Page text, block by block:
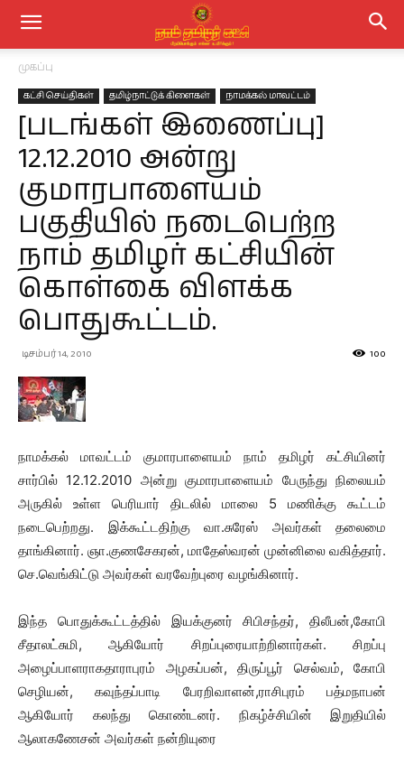
முகப்பு
கட்சி செய்திகள் தமிழ்நாட்டுக் கிளைகள் நாமக்கல் மாவட்டம்
[படங்கள் இணைப்பு]
12.12.2010 அன்று
குமாரபாளையம்
பகுதியில் நடைபெற்ற
நாம் தமிழர் கட்சியின்
கொள்கை விளக்க
பொதுகூட்டம்.
டிசம்பர் 14, 2010 100
நாமக்கல் மாவட்டம் குமாரபாளையம் நாம் தமிழர் கட்சியினர்
சார்பில் 12.12.2010 அன்று குமாரபாளையம் பேருந்து நிலையம்
அருகில் உள்ள பெரியார் திடலில் மாலை 5 மணிக்கு கூட்டம்
நடைபெற்றது. இக்கூட்டதிற்கு வா.சுரேஸ் அவர்கள் தலைமை
தாங்கினார். ஞா.குணசேகரன், மாதேஸ்வரன் முன்னிலை வகித்தார்.
செ.வெங்கிட்டு அவர்கள் வரவேற்புரை வழங்கினார்.
இந்த பொதுக்கூட்டத்தில் இயக்குனர் சிபிசந்தர், திலீபன்,கோபி
சீதாலட்சுமி, ஆகியோர் சிறப்புரையாற்றினார்கள். சிறப்பு
அழைப்பாளராகதாராபுரம் அழகப்பன், திருப்பூர் செல்வம், கோபி
செழியன், கவுந்தப்பாடி பேரறிவாளன்,ராசிபுரம் பத்மநாபன்
ஆகியோர் கலந்து கொண்டனர். நிகழ்ச்சியின் இறுதியில்
ஆலாகணேசன் அவர்கள் நன்றியுரை